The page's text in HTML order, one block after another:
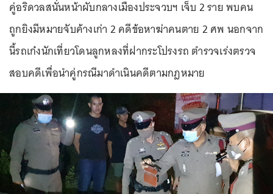
คู่อริดวลสนั่นหน้าผับกลางเมืองประจวบฯ เจ็บ 2 ราย พบคน
ถูกยิงมีหมายจับค้างเก่า 2 คดีข้อหาฆ่าคนตาย 2 ศพ นอกจาก
นี้รถเก๋งนักเที่ยวโดนลูกหลงที่ฝากระโปรงรถ ตำรวจเร่งตรวจ
สอบคดีเพื่อนำคู่กรณีมาดำเนินคดีตามกฎหมาย